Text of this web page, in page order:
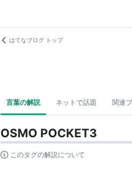
はてなブログ トップ
言葉の解説 ネットで話題 関連
OSMO POCKET3
このタグの解説について